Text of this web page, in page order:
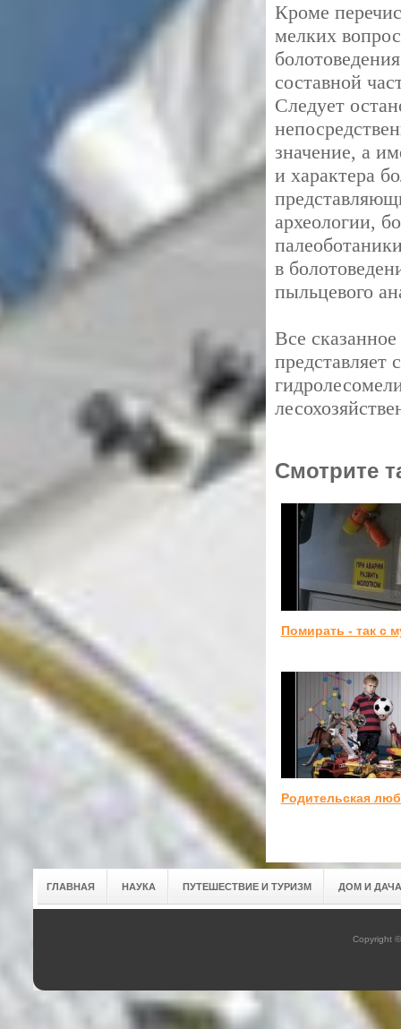
Кроме
мелких
составной
Следует
значение, а
и характера
археологии,
в
пыльцевого
Все
представляет
Смотрите
Помирать - так с
Родительская
ГЛАВНАЯ НАУКА ПУТЕШЕСТВИЕ И ТУРИЗМ ДОМ И ДАЧА
Copyright